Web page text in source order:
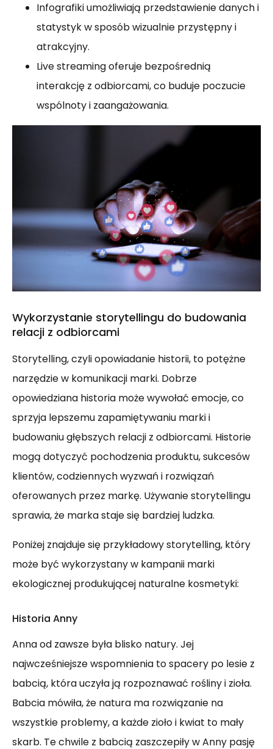
Infografiki umożliwiają przedstawienie danych i
statystyk w sposób wizualnie przystępny i
atrakcyjny.
Live streaming oferuje bezpośrednią
interakcję z odbiorcami, co buduje poczucie
wspólnoty i zaangażowania.
Wykorzystanie storytellingu do budowania
relacji z odbiorcami
Storytelling, czyli opowiadanie historii, to potężne
narzędzie w komunikacji marki. Dobrze
opowiedziana historia może wywołać emocje, co
sprzyja lepszemu zapamiętywaniu marki i
budowaniu głębszych relacji z odbiorcami. Historie
mogą dotyczyć pochodzenia produktu, sukcesów
klientów, codziennych wyzwań i rozwiązań
oferowanych przez markę. Używanie storytellingu
sprawia, że marka staje się bardziej ludzka.
Poniżej znajduje się przykładowy storytelling, który
może być wykorzystany w kampanii marki
ekologicznej produkującej naturalne kosmetyki:
Historia Anny
Anna od zawsze była blisko natury. Jej
najwcześniejsze wspomnienia to spacery po lesie z
babcią, która uczyła ją rozpoznawać rośliny i zioła.
Babcia mówiła, że natura ma rozwiązanie na
wszystkie problemy, a każde zioło i kwiat to mały
skarb. Te chwile z babcią zaszczepiły w Anny pasję